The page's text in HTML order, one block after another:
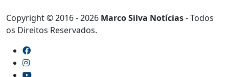
Copyright © 2016 - 2026 Marco Silva Notícias- Todos
os Direitos Reservados.